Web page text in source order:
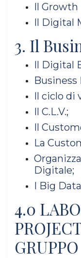
Il Growth
Il Digital
3. Il
Il Digital
Business
Il ciclo di
Il C.L.V.;
Il
La
Digitale;
I Big
4.0
GRUPPO